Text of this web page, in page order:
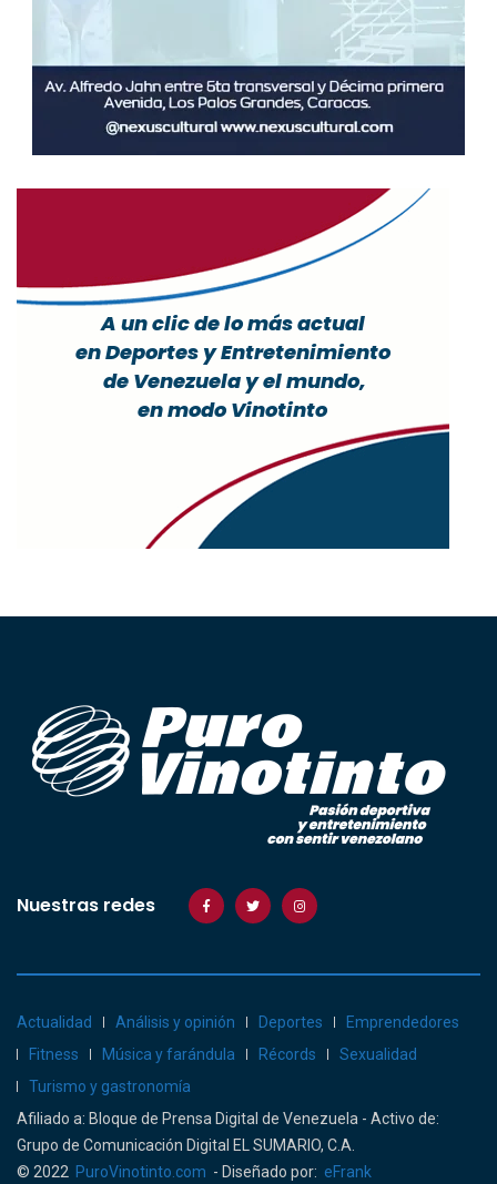
Nuestras redes
Actualidad Análisis y opinión Deportes
Emprendedores
Fitness
Música y farándula Récords
Sexualidad
Turismo y gastronomía
Afiliado a: Bloque de Prensa Digital de Venezuela - Activo de:
Grupo de Comunicación Digital EL SUMARIO, C.A.
© 2022 PuroVinotinto.com - Diseñado por: eFrank